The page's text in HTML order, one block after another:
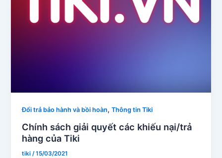
Đổi trả bảo hành và bồi hoàn,Thông tin Tiki
Chính sách giải quyết các khiếu nại/trả
hàng của Tiki
tiki/15/03/2021